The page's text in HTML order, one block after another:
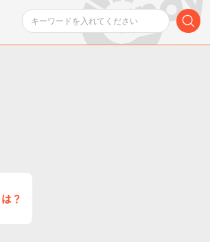
？